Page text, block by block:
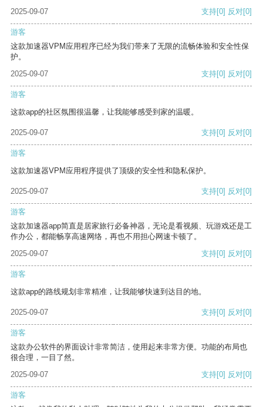
2025-09-07
支持[0] 反对[0]
游客
这款加速器VPM应用程序已经为我们带来了无限的流畅体验和安全性保
护。
2025-09-07
支持[0] 反对[0]
游客
这款app的社区氛围很温馨，让我能够感受到家的温暖。
2025-09-07 支持[0] 反对[0]
游客
这款加速器VPM应用程序提供了顶级的安全性和隐私保护。
2025-09-07 支持[0] 反对[0]
游客
这款加速器app简直是居家旅行必备神器，无论是看视频、玩游戏还是工
作办公，都能畅享高速网络，再也不用担心网速卡顿了。
2025-09-07
支持[0] 反对[0]
游客
这款app的路线规划非常精准，让我能够快速到达目的地。
2025-09-07 支持[0] 反对[0]
游客
这款办公软件的界面设计非常简洁，使用起来非常方便。功能的布局也
很合理，一目了然。
2025-09-07
支持[0] 反对[0]
游客